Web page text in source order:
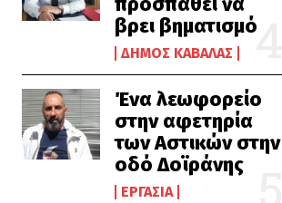
βρει βηματισμό
ΔΉΜΟΣ ΚΑΒΆΛΑΣ
Ένα λεωφορείο
στην αφετηρία
των Αστικών στην
οδό Δοϊράνης
ΕΡΓΑΣΊΑ